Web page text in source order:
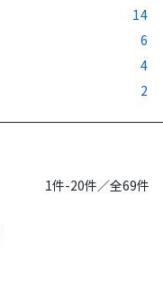
14
6
4
2
1件-20件／全69件